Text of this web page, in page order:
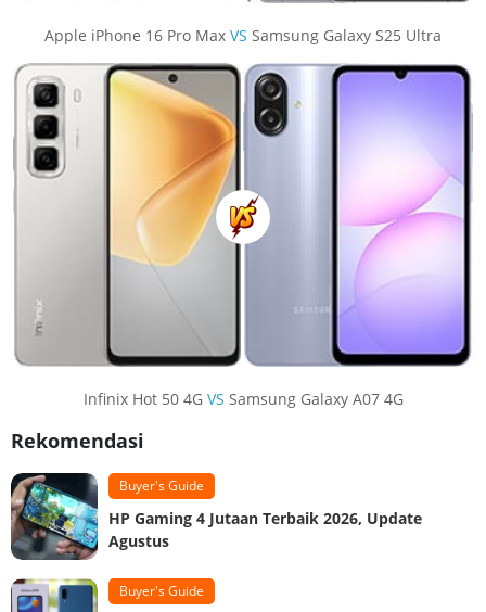
Apple iPhone 16 Pro Max VS Samsung Galaxy S25 Ultra
Infinix Hot 50 4G VS Samsung Galaxy A07 4G
Rekomendasi
Buyer's Guide
HP Gaming 4 Jutaan Terbaik 2026, Update
Agustus
Buyer's Guide